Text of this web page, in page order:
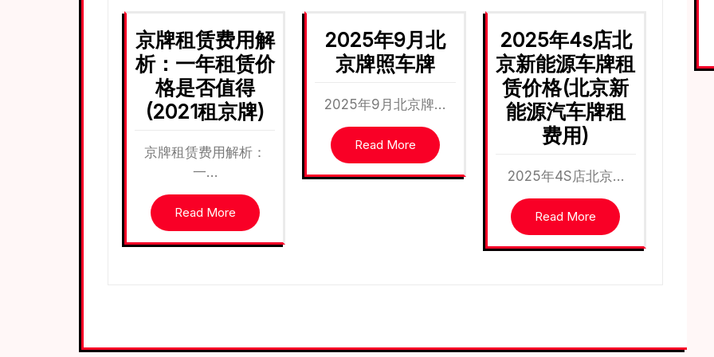
京牌租赁费用解
析：一年租赁价
格是否值得
(2021租京牌)
京牌租赁费用解析：
一…
Read More
2025年9月北
京牌照车牌
2025年9月北京牌…
Read More
2025年4s店北
京新能源车牌租
赁价格(北京新
能源汽车牌租
费用)
2025年4S店北京…
Read More